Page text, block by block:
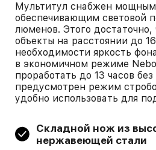
Мультитул снабжен
обеспечивающим световой
люменов. Этого достаточно,
объекты на расстоянии до
необходимости яркость
в экономичном режиме Nebo
проработать до 13 часов
предусмотрен режим
удобно использовать для
Складной нож из
нержавеющей стали